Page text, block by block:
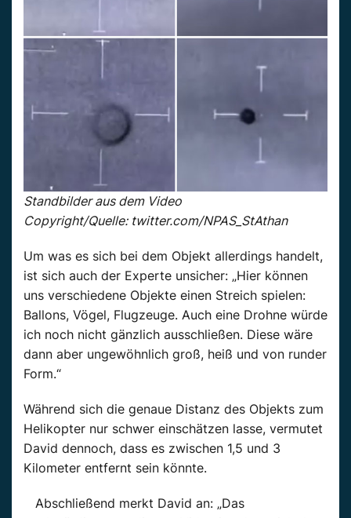
Standbilder aus dem Video
Copyright/Quelle: twitter.com/NPAS_StAthan
Um was es sich bei dem Objekt allerdings handelt,
ist sich auch der Experte unsicher: „Hier können
uns verschiedene Objekte einen Streich spielen:
Ballons, Vögel, Flugzeuge. Auch eine Drohne würde
ich noch nicht gänzlich ausschließen. Diese wäre
dann aber ungewöhnlich groß, heiß und von runder
Form.“
Während sich die genaue Distanz des Objekts zum
Helikopter nur schwer einschätzen lasse, vermutet
David dennoch, dass es zwischen 1,5 und 3
Kilometer entfernt sein könnte.
Abschließend merkt David an: „Das